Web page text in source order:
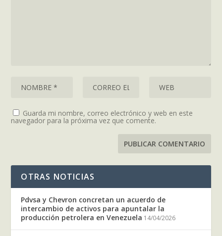
Guarda mi nombre, correo electrónico y web en este
navegador para la próxima vez que comente.
OTRAS NOTICIAS
Pdvsa y Chevron concretan un acuerdo de
intercambio de activos para apuntalar la
producción petrolera en Venezuela 14/04/2026